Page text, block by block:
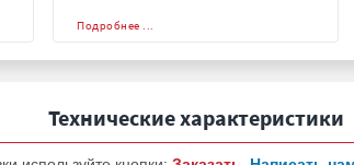
Подробнее ...
Технические характеристики